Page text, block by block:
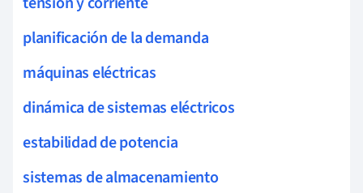
planificación de la demanda
máquinas eléctricas
dinámica de sistemas eléctricos
estabilidad de potencia
sistemas de almacenamiento